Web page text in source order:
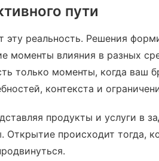
пути
эту реальность. Решения
моменты влияния в разных
только моменты, когда ваш
контекста и
продукты и услуги в
Открытие происходит тогда,